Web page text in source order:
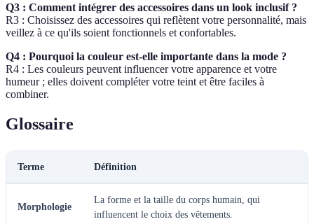
Q3 : Comment intégrer des accessoires dans un look inclusif ?
R3 : Choisissez des accessoires qui reflètent votre personnalité, mais
veillez à ce qu'ils soient fonctionnels et confortables.
Q4 : Pourquoi la couleur est-elle importante dans la mode ?
R4 : Les couleurs peuvent influencer votre apparence et votre
humeur ; elles doivent compléter votre teint et être faciles à
combiner.
Glossaire
Terme Définition
Morphologie
La forme et la taille du corps humain, qui
influencent le choix des vêtements.